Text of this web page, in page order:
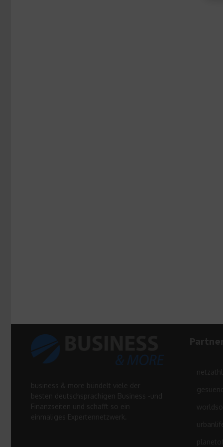
business & more bündelt viele der
besten deutschsprachigen Business -und
Finanzseiten und schafft so ein
einmaliges Expertennetzwerk.